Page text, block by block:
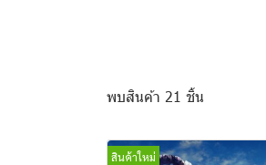
พบสินค้า 21 ชิ้น
สินค้าใหม่